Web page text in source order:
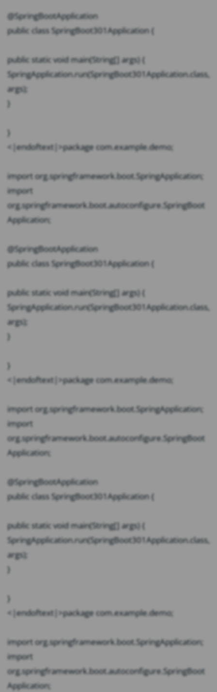
@SpringBootApplication
public class SpringBoot301Application {
public static void main(String[] args) {
SpringApplication.run(SpringBoot301Application.class,
args);
}
}
<|endoftext|>package com.example.demo;
import org.springframework.boot.SpringApplication;
import
org.springframework.boot.autoconfigure.SpringBoot
Application;
@SpringBootApplication
public class SpringBoot301Application {
public static void main(String[] args) {
SpringApplication.run(SpringBoot301Application.class,
args);
}
}
<|endoftext|>package com.example.demo;
import org.springframework.boot.SpringApplication;
import
org.springframework.boot.autoconfigure.SpringBoot
Application;
@SpringBootApplication
public class SpringBoot301Application {
public static void main(String[] args) {
SpringApplication.run(SpringBoot301Application.class,
args);
}
}
<|endoftext|>package com.example.demo;
import org.springframework.boot.SpringApplication;
import
org.springframework.boot.autoconfigure.SpringBoot
Application;